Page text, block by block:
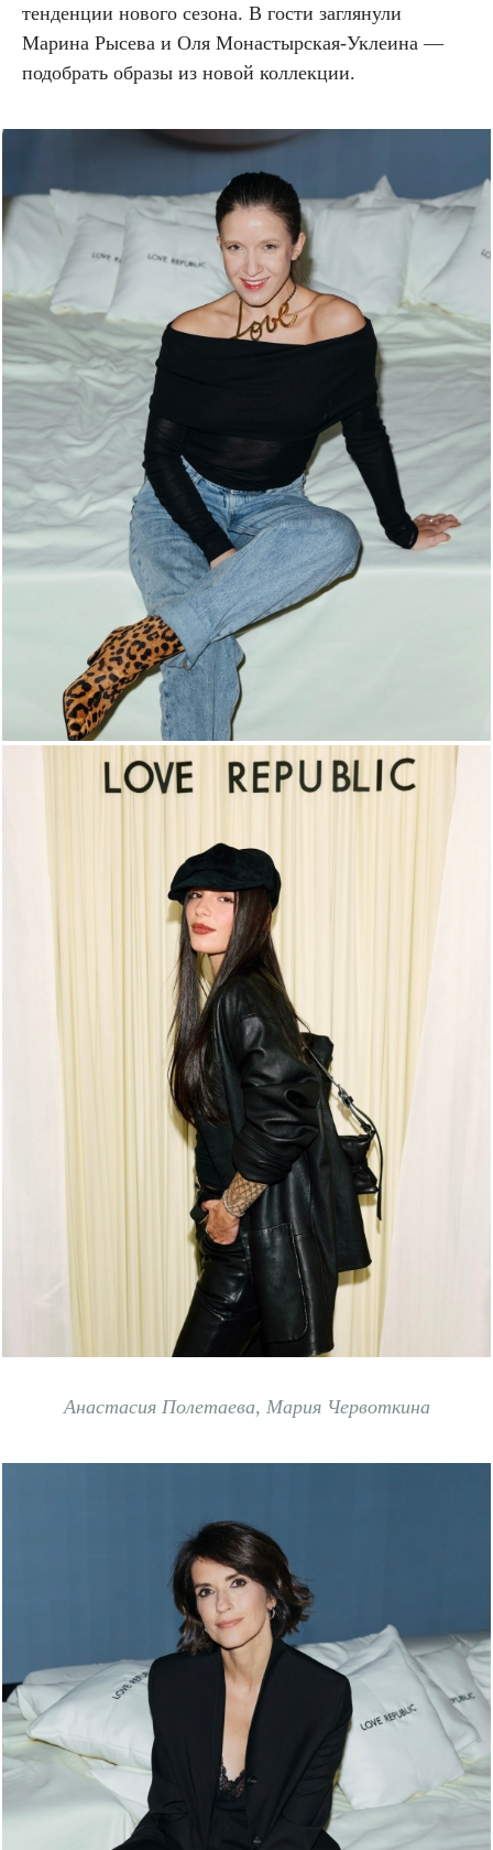
тенденции нового сезона. В гости заглянули
Марина Рысева и Оля Монастырская-Уклеина —
подобрать образы из новой коллекции.
Анастасия Полетаева, Мария Червоткина